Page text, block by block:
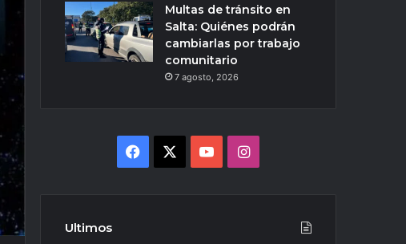
Multas de tránsito en
Salta: Quiénes podrán
cambiarlas por trabajo
comunitario
7 agosto, 2026
Facebook YouTubeInstagram
Ultimos